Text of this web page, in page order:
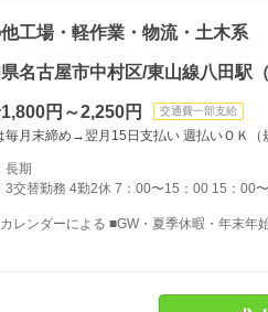
工場・軽作業・物流・土木系
名古屋市中村区/東山線八田駅（
円～2,250円 交通費一部支給
毎月末締め→翌月15日支払い 週払いＯＫ
長期
3交替勤務 4勤2休 7：00〜15：00 15：00
レンダーによる ■GW・夏季休暇・年末年